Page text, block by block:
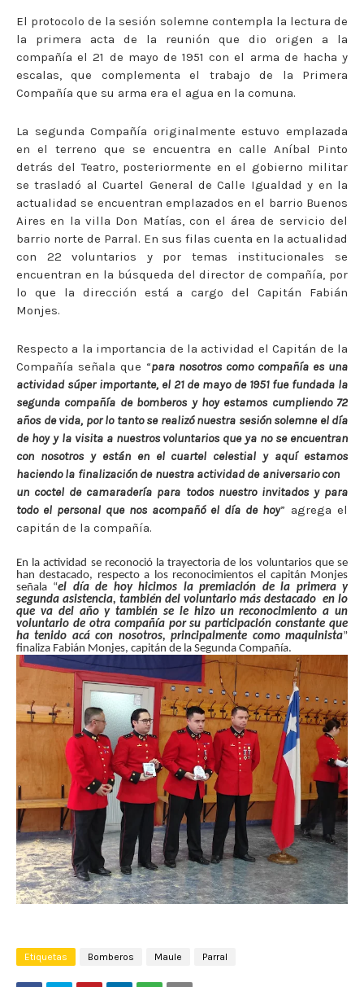
El protocolo de la sesión solemne contempla la lectura de
la primera acta de la reunión que dio origen a la
compañía el 21 de mayo de 1951 con el arma de hacha y
escalas, que complementa el trabajo de la Primera
Compañía que su arma era el agua en la comuna.
La segunda Compañía originalmente estuvo emplazada
en el terreno que se encuentra en calle Aníbal Pinto
detrás del Teatro, posteriormente en el gobierno militar
se trasladó al Cuartel General de Calle Igualdad y en la
actualidad se encuentran emplazados en el barrio Buenos
Aires en la villa Don Matías, con el área de servicio del
barrio norte de Parral. En sus filas cuenta en la actualidad
con 22 voluntarios y por temas institucionales se
encuentran en la búsqueda del director de compañía, por
lo que la dirección está a cargo del Capitán Fabián
Monjes.
Respecto a la importancia de la actividad el Capitán de la
Compañía señala que “para nosotros como compañía es una
actividad súper importante, el 21 de mayo de 1951 fue fundada la
segunda compañía de bomberos y hoy estamos cumpliendo 72
años de vida, por lo tanto se realizó nuestra sesión solemne el día
de hoy y la visita a nuestros voluntarios que ya no se encuentran
con nosotros y están en el cuartel celestial y aquí estamos
haciendo la finalización de nuestra actividad de aniversario con
un coctel de camaradería para todos nuestro invitados y para
todo el personal que nos acompañó el día de hoy” agrega el
capitán de la compañía.
En la actividad se reconoció la trayectoria de los voluntarios que se
han destacado, respecto a los reconocimientos el capitán Monjes
señala “el día de hoy hicimos la premiación de la primera y
segunda asistencia, también del voluntario más destacado en lo
que va del año y también se le hizo un reconocimiento a un
voluntario de otra compañía por su participación constante que
ha tenido acá con nosotros, principalmente como maquinista”
finaliza Fabián Monjes, capitán de la Segunda Compañía.
Etiquetas Bomberos Maule Parral